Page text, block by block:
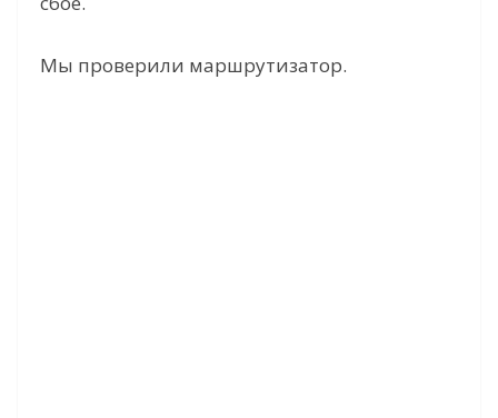
Мы проверили маршрутизатор.